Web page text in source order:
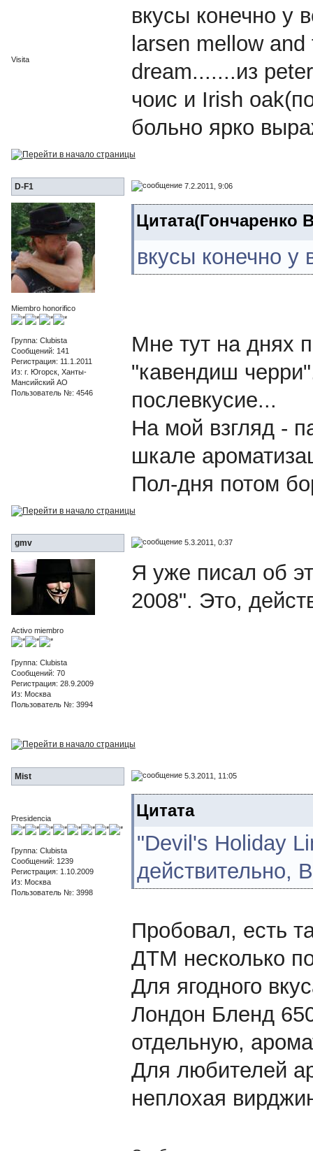
Visita
вкусы конечно у
larsen mellow and
dream.......из
чоис и Irish
больно ярко
D-F1 7.2.2011, 9:06
Miembro honorifico
Группа: Clubista
Сообщений: 141
Регистрация: 11.1.2011
Из: г. Югорск, Ханты-
Мансийский АО
Пользователь №: 4546
Цитата(Гончаренко
вкусы конечно у
Мне тут на днях
"кавендиш
послевкусие...
На мой взгляд -
шкале
Пол-дня потом
gmv 5.3.2011, 0:37
Activo miembro
Группа: Clubista
Сообщений: 70
Регистрация: 28.9.2009
Из: Москва
Пользователь №: 3994
Я уже писал об
2008". Это,
Mist 5.3.2011, 11:05
Presidencia
Группа: Clubista
Сообщений: 1239
Регистрация: 1.10.2009
Из: Москва
Пользователь №: 3998
Цитата
"Devil's Holiday
действительно,
Пробовал, есть
ДТМ несколько
Для ягодного
Лондон Бленд
отдельную,
Для любителей
неплохая